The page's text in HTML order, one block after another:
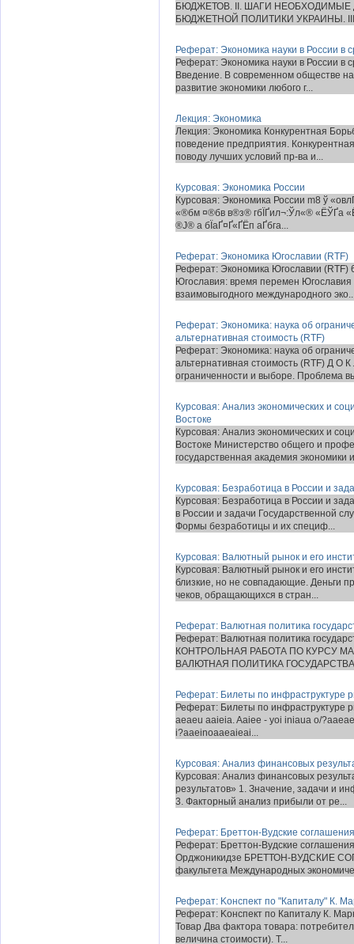
БЮДЖЕТОВ. II. ШАГИ
БЮДЖЕТНОЙ ПОЛИТИКИ УКРАИНЫ.
Реферат: Экономика науки в России в
Реферат: Экономика науки в России в
Введение. В современном обществе
развитие экономики любого г...
Лекция: Экономика
Лекция: Экономика Конкурентная
поведение предприятия.
поводу лучших условий пр-ва и...
Курсовая: Экономика России
Курсовая: Экономика России m8 ў
«®бм ¤®бв в®з® гбЇҐил¬:Ўл«® «ЁЎҐа
®Ј® а бЇаҐ¤Ґ«ҐЁп аҐбга...
Реферат: Экономика Югославии (RTF)
Реферат: Экономика Югославии (RTF)
Югославия: время перемен
взаимовыгодного международного
Реферат: Экономика: наука об
альтернативная стоимость (RTF)
Реферат: Экономика: наука об
альтернативная стоимость (RTF) Д
ограниченности и выборе. Проблема
Курсовая: Анализ экономических и
Востоке
Курсовая: Анализ экономических и
Востоке Министерство общего и
государственная академия экономики
Курсовая: Безработица в России и
Курсовая: Безработица в России и
в России и задачи
Формы безработицы и их специф...
Курсовая: Валютный рынок и его
Курсовая: Валютный рынок и его
близкие, но не совпадающие. Деньги
чеков, обращающихся в стран...
Реферат: Валютная политика
Реферат: Валютная политика
КОНТРОЛЬНАЯ РАБОТА ПО КУРСУ
ВАЛЮТНАЯ ПОЛИТИКА ГОСУДАРСТВА
Реферат: Билеты по инфраструктуре
Реферат: Билеты по инфраструктуре
aeaeu aaieia. Aaiee - yoi iniaua o/
i?aaeinoaaeaieai...
Курсовая: Анализ финансовых
Курсовая: Анализ финансовых
результатов» 1. Значение, задачи и
3. Факторный анализ прибыли от ре...
Реферат: Бpеттон-Вудские соглашения
Реферат: Бpеттон-Вудские
Орджоникидзе БРЕТТОН-ВУДСКИЕ
факультета Международных
Реферат: Kонспект по "Капиталу" К.
Реферат: Kонспект по Капиталу К.
Товар Два фактора товара:
величина стоимости). Т...